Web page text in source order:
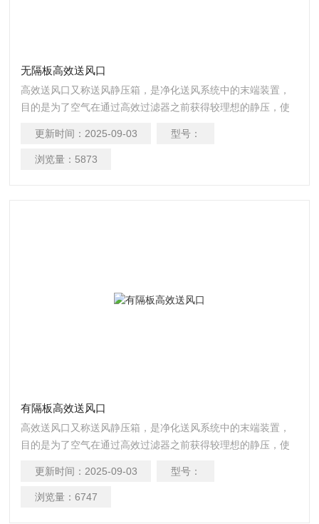
无隔板高效送风口
高效送风口又称送风静压箱，是净化送风系统中的末端装置，
目的是为了空气在通过高效过滤器之前获得较理想的静压，使
级别的洁净室，被安装在洁净室顶棚等处。
更新时间： 2025-09-03 型号：
浏览量： 5873
有隔板高效送风口
高效送风口又称送风静压箱，是净化送风系统中的末端装置，
目的是为了空气在通过高效过滤器之前获得较理想的静压，使
洁净室，被安装在洁净室顶棚等处。
更新时间： 2025-09-03 型号：
浏览量： 6747